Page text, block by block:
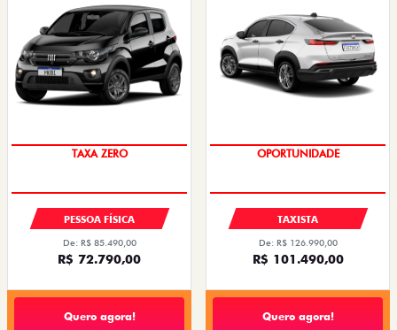
PREÇO IMPERDÍVEL
PESSOA FÍSICA
De: R$ 85.490,00
R$ 72.790,00
Quero agora!
OPORTUNIDADE
TAXISTA
De: R$ 126.990,00
R$ 101.490,00
Quero agora!